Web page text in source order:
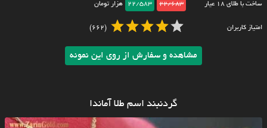
ساخت با طلای ۱۸ عیار 22/683
22/583 هزار تومان
امتیاز کاربران (662)
مشاهده و سفارش از روی این نمونه
گردنبند اسم طلا آماندا